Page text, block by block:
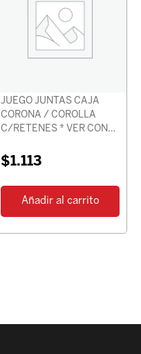
JUEGO JUNTAS CAJA
CORONA / COROLLA
C/RETENES * VER CON
$1.113
Añadir al carrito